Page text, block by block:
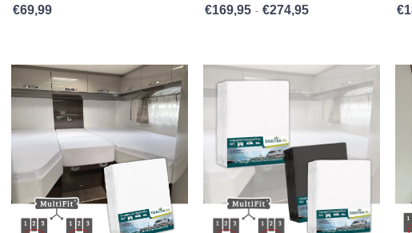
€69,99 €169,95 - €274,95 Prijsklasse: €169,95€